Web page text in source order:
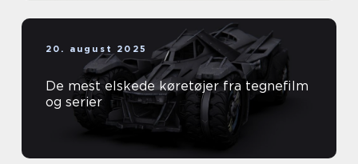
20. august 2025
De mest elskede køretøjer fra tegnefilm
og serier